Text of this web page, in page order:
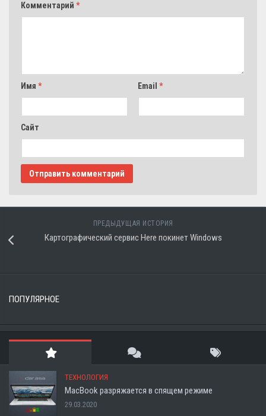
Комментарий *
Имя * Email *
Сайт
ПРЕДЫДУЩАЯ ИСТОРИЯ
Картографический сервис Here покинет Windows
ПОПУЛЯРНОЕ
ТЕХНОЛОГИЯ
MacBook разряжается в спящем режиме
29.03.2020